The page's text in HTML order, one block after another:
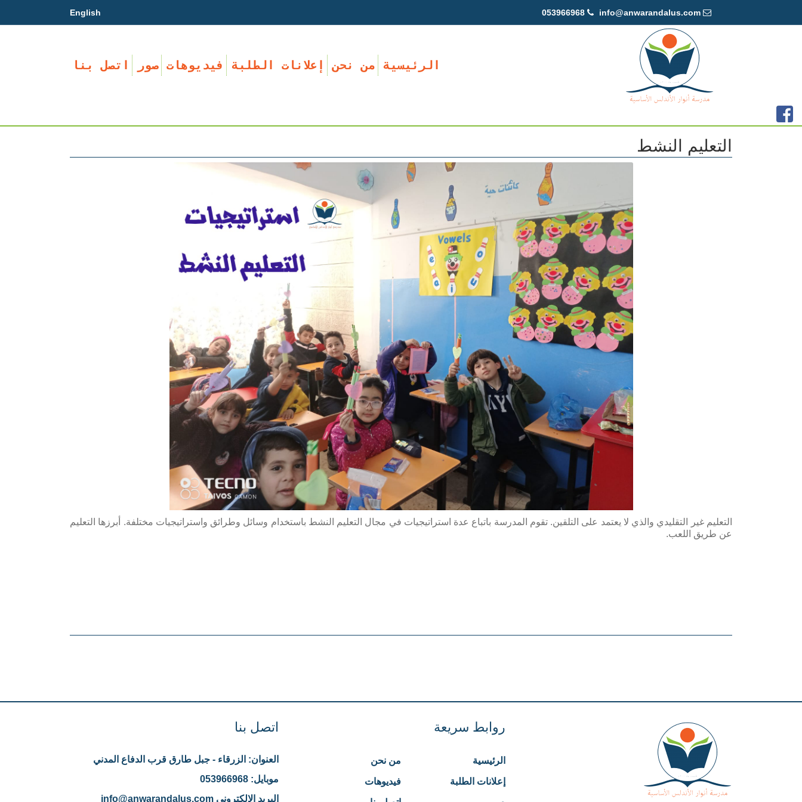
info@anwarandalus.com
053966968
English
الرئيسية من نحن إعلانات الطلبة فيديوهات صور اتصل بنا
الرئيسية إعلانات الطلبة
التعليم النشط
التعليم غير التقليدي والذي لا يعتمد على التلقين. تقوم المدرسة باتباع عدة استراتيجيات في مجال التعليم النشط باستخدام وسائل وطرائق واستراتيجيات مختلفة. أبرزها التعليم
عن طريق اللعب.
روابط سريعة
الرئيسية من نحن
إعلانات الطلبة فيديوهات
اتصل بنا
العنوان: الزرقاء - جبل طارق قرب الدفاع المدني
موبايل:
البريد الإلكتروني